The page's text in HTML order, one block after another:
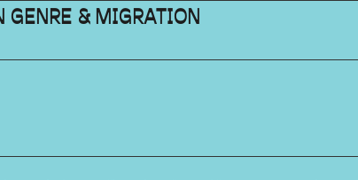
GENRE & MIGRATION